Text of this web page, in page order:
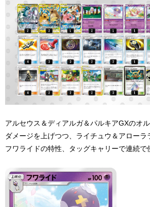
アルセウス＆ディアルガ＆パルキアGXのオ
ダメージを上げつつ、ライチュウ＆アローラ
フワライドの特性、タッグキャリーで連続で